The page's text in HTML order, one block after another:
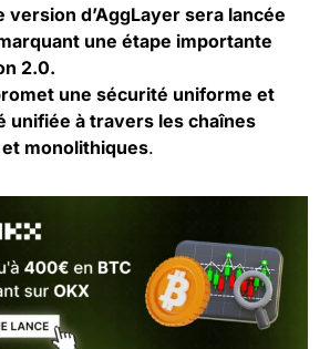
version d’AggLayer sera lancée
une étape importante
2.0.
une sécurité uniforme et
unifiée à travers les chaînes
monolithiques.